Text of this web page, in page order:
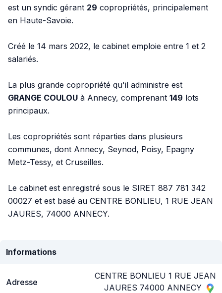
est un syndic gérant 29 copropriétés, principalement
en Haute-Savoie.
Créé le 14 mars 2022, le cabinet emploie entre 1 et 2
salariés.
La plus grande copropriété qu'il administre est
GRANGE COULOU à Annecy, comprenant 149 lots
principaux.
Les copropriétés sont réparties dans plusieurs
communes, dont Annecy, Seynod, Poisy, Epagny
Metz-Tessy, et Cruseilles.
Le cabinet est enregistré sous le SIRET 887 781 342
00027 et est basé au CENTRE BONLIEU, 1 RUE JEAN
JAURES, 74000 ANNECY.
Informations
Adresse
CENTRE BONLIEU 1 RUE JEAN
JAURES 74000 ANNECY